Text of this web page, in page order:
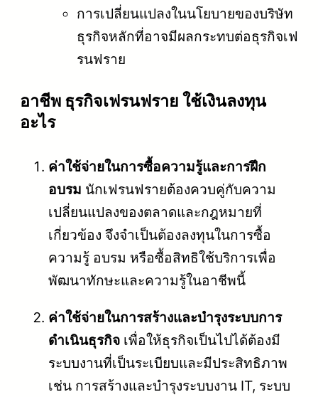
การเปลี่ยนแปลงในนโยบายของบริษัท
ธุรกิจหลักที่อาจมีผลกระทบต่อธุรกิจเฟ
รนฟราย
อาชีพ ธุรกิจเฟรนฟราย ใช้เงินลงทุน
อะไร
ค่าใช้จ่ายในการซื้อความรู้และการฝึก
อบรม นักเฟรนฟรายต้องควบคู่กับความ
เปลี่ยนแปลงของตลาดและกฎหมายที่
เกี่ยวข้อง จึงจำเป็นต้องลงทุนในการซื้อ
ความรู้ อบรม หรือซื้อสิทธิใช้บริการเพื่อ
พัฒนาทักษะและความรู้ในอาชีพนี้
ค่าใช้จ่ายในการสร้างและบำรุงระบบการ
ดำเนินธุรกิจ เพื่อให้ธุรกิจเป็นไปได้ต้องมี
ระบบงานที่เป็นระเบียบและมีประสิทธิภาพ
เช่น การสร้างและบำรุงระบบงาน IT, ระบบ